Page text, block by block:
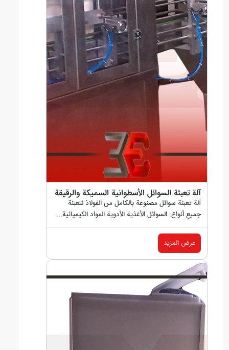
آلة تعبئة السوائل الأسطوانية السميكة والرقيقة
آلة تعبئة سوائل مصنوعة بالكامل من الفولاذ لتعبئة
جميع أنواع: السوائل الأغذية الأدوية المواد الكيميائية...
عرض المزيد